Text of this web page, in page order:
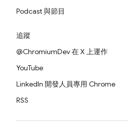
Podcast 與節目
追蹤
@ChromiumDev 在 X 上運作
YouTube
LinkedIn 開發人員專用 Chrome
RSS